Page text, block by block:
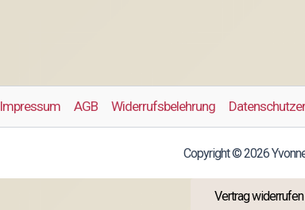
Impressum AGB Widerrufsbelehrung
Copyright © 2026
Vertrag widerrufen